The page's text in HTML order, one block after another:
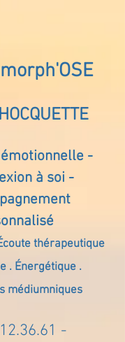
-
à soi -
thérapeutique
. Énergétique .
médiumniques
-